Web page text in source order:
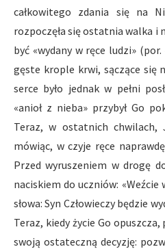
całkowitego zdania się na
rozpoczęła się ostatnia walka i
być «wydany w ręce ludzi»
gęste krople krwi, sączące się
serce było jednak w pełni
«anioł z nieba» przybył Go
Teraz, w ostatnich chwilach,
mówiąc, w czyje ręce
Przed wyruszeniem w drogę
naciskiem do uczniów:
słowa: Syn Człowieczy będzie
Teraz, kiedy życie Go
swoją ostateczną decyzję: